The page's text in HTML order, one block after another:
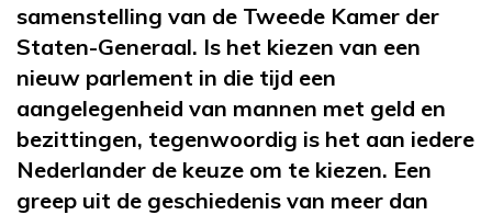
samenstelling van de Tweede Kamer der
Staten-Generaal. Is het kiezen van een
nieuw parlement in die tijd een
aangelegenheid van mannen met geld en
bezittingen, tegenwoordig is het aan iedere
Nederlander de keuze om te kiezen. Een
greep uit de geschiedenis van meer dan